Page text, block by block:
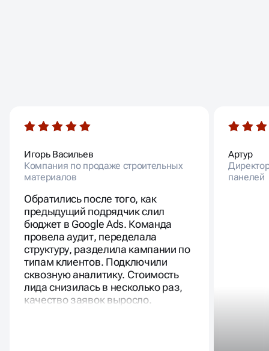
ФРИЛАНСЕРОВ И СТУДИЙ
ТОЛЬКО ГОВОРЯТ О СВОЕЙ
РЕЗУЛЬТАТИВНОСТИ
Игорь Васильев
Компания по продаже строительных
материалов
Обратились после того, как
предыдущий подрядчик слил
бюджет в Google Ads. Команда
провела аудит, переделала
структуру, разделила кампании по
типам клиентов. Подключили
сквозную аналитику. Стоимость
лида снизилась в несколько раз,
качество заявок выросло.
Артур
панелей